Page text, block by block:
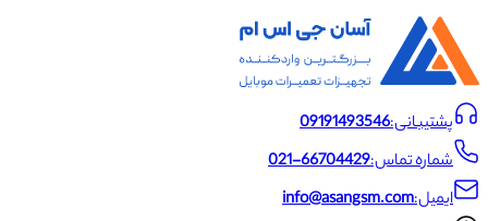
پشتیبانی:09191493546
شماره تماس:021-66704429
ایمیل:info@asangsm.com